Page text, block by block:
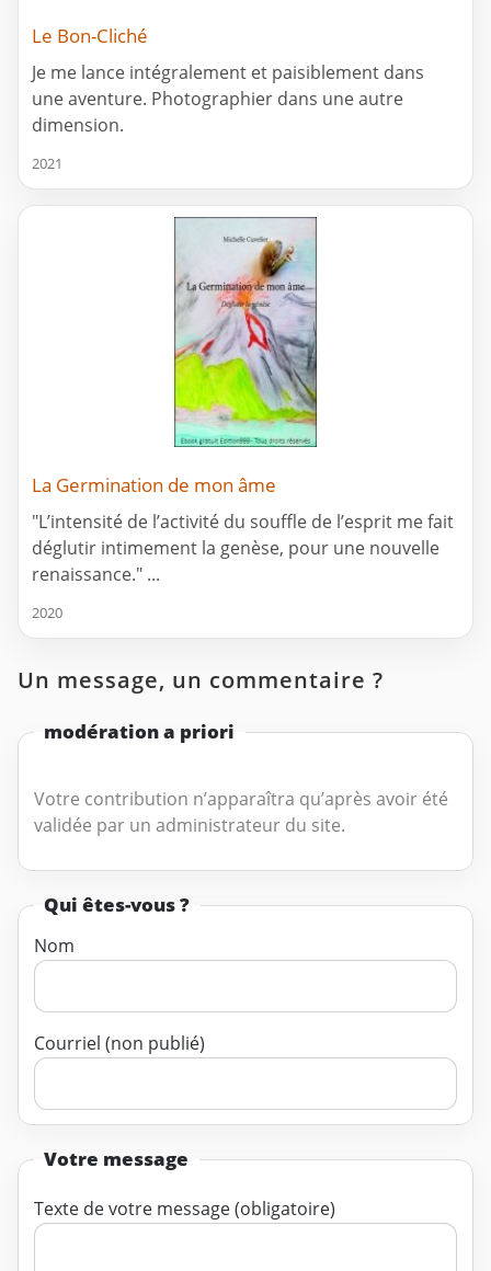
Le Bon-Cliché
Je me lance intégralement et paisiblement dans
une aventure. Photographier dans une autre
dimension.
2021
La Germination de mon âme
"L’intensité de l’activité du souffle de l’esprit me fait
déglutir intimement la genèse, pour une nouvelle
renaissance." ...
2020
Un message, un commentaire ?
modération a priori
Votre contribution n’apparaîtra qu’après avoir été
validée par un administrateur du site.
Qui êtes-vous ?
Nom
Courriel (non publié)
Votre message
Texte de votre message (obligatoire)